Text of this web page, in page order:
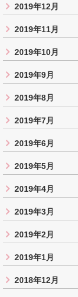
2019年12月
2019年11月
2019年10月
2019年9月
2019年8月
2019年7月
2019年6月
2019年5月
2019年4月
2019年3月
2019年2月
2019年1月
2018年12月